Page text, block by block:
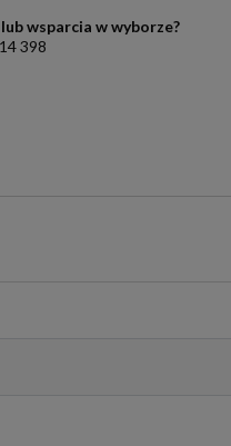
wsparcia w wyborze?
398